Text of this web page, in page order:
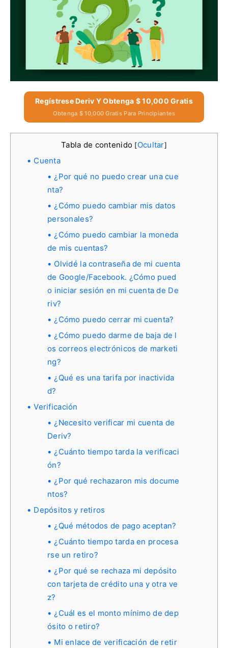
Regístrese Deriv Y Obtenga $ 10,000 Gratis
Obtenga $ 10,000 Gratis Para Principiantes
Tabla de contenido [Ocultar]
Cuenta
¿Por qué no puedo crear una cue
nta?
¿Cómo puedo cambiar mis datos
personales?
¿Cómo puedo cambiar la moneda
de mis cuentas?
Olvidé la contraseña de mi cuenta
de Google/Facebook. ¿Cómo pued
o iniciar sesión en mi cuenta de De
riv?
¿Cómo puedo cerrar mi cuenta?
¿Cómo puedo darme de baja de l
os correos electrónicos de marketi
ng?
¿Qué es una tarifa por inactivida
d?
Verificación
¿Necesito verificar mi cuenta de
Deriv?
¿Cuánto tiempo tarda la verificaci
ón?
¿Por qué rechazaron mis docume
ntos?
Depósitos y retiros
¿Qué métodos de pago aceptan?
¿Cuánto tiempo tarda en procesa
rse un retiro?
¿Por qué se rechaza mi depósito
con tarjeta de crédito una y otra ve
z?
¿Cuál es el monto mínimo de dep
ósito o retiro?
Mi enlace de verificación de retir